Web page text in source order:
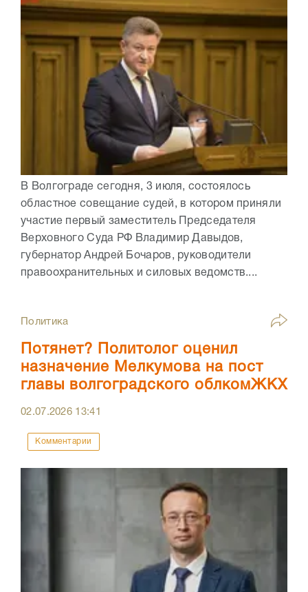
В Волгограде сегодня, 3 июля, состоялось
областное совещание судей, в котором приняли
участие первый заместитель Председателя
Верховного Суда РФ Владимир Давыдов,
губернатор Андрей Бочаров, руководители
правоохранительных и силовых ведомств....
Политика
Потянет? Политолог оценил
назначение Мелкумова на пост
главы волгоградского облкомЖКХ
02.07.2026 13:41
Комментарии